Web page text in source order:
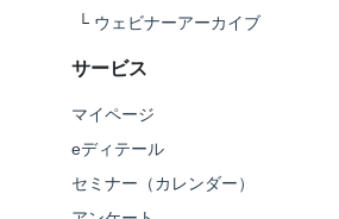
└ ウェビナーアーカイブ
サービス
マイページ
eディテール
セミナー（カレンダー）